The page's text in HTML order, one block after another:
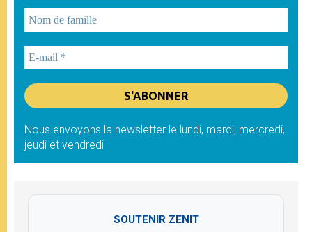
Nous envoyons la newsletter le lundi, mardi, mercredi,
jeudi et vendredi
SOUTENIR ZENIT